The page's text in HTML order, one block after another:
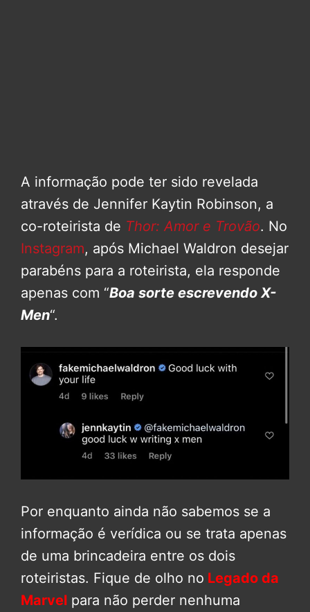
A informação pode ter sido revelada
através de Jennifer Kaytin Robinson, a
co-roteirista de Thor: Amor e Trovão. No
Instagram, após Michael Waldron desejar
parabéns para a roteirista, ela responde
apenas com “Boa sorte escrevendo X-
Men“.
Por enquanto ainda não sabemos se a
informação é verídica ou se trata apenas
de uma brincadeira entre os dois
roteiristas. Fique de olho no Legado da
Marvel para não perder nenhuma